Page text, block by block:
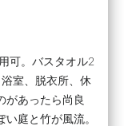
可。バスタオル2
室、脱衣所、休
があったら尚良
庭と竹が風流。